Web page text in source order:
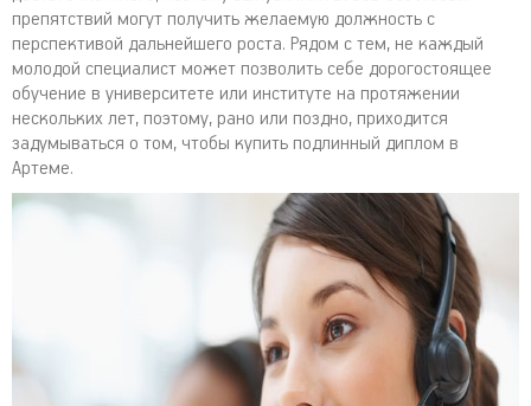
препятствий могут получить желаемую должность с
перспективой дальнейшего роста. Рядом с тем, не каждый
молодой специалист может позволить себе дорогостоящее
обучение в университете или институте на протяжении
нескольких лет, поэтому, рано или поздно, приходится
задумываться о том, чтобы купить подлинный диплом в
Артеме.